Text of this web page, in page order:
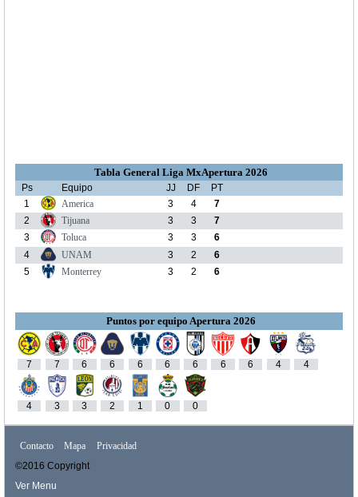
Tabla General Liga MxApertura 2026
Ps Equipo JJ DF
PT
1
America 3 4
7
2
Tijuana 3 3
7
3
Toluca 3 3
6
4
UNAM 3 2
6
5
Monterrey 3 2 6
Puntos por equipo Apertura 2026
7 7 6 6 6 6 6 6 6 4 4
4 3 3 2 1 0 0
Contacto Mapa
Privacidad
©2016 Copyright